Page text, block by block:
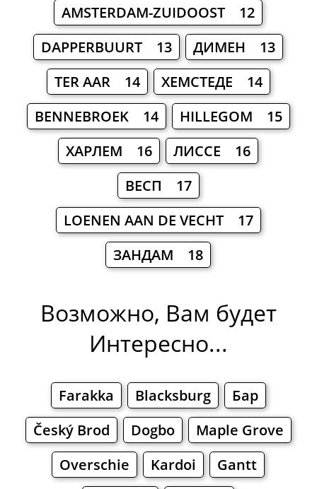
AMSTERDAM-ZUIDOOST 12
DAPPERBUURT 13
ДИМЕН 13
TER AAR 14
ХЕМСТЕДЕ 14
BENNEBROEK 14
HILLEGOM 15
ХАРЛЕМ 16
ЛИССЕ 16
ВЕСП 17
LOENEN AAN DE VECHT 17
ЗАНДАМ 18
Возможно, Вам будет
Интересно...
Farakka Blacksburg
Бар
Český Brod
Dogbo
Maple Grove
Overschie
Kardoi
Gantt